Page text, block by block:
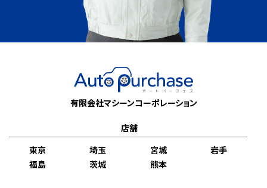
有限会社マシーンコーポレーション
店舗
東京
埼玉 宮城
岩手
福島
茨城 熊本